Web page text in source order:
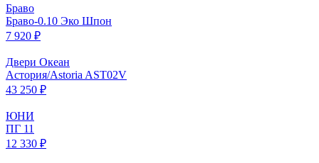
Браво
Браво-0.10 Эко Шпон
7 920 ₽
Двери Океан
Астория/Astoria AST02V
43 250 ₽
ЮНИ
ПГ 11
12 330 ₽